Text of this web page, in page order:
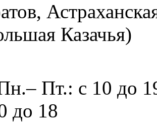
Казачья)
Пт.: с 10 до
до 18